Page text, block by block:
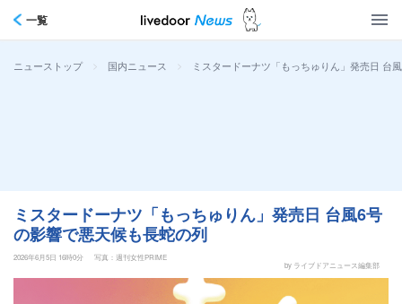
一覧
ニューストップ > 国内ニュース > ミスタードーナツ「もっちゅりん」発売日 台
ミスタードーナツ「もっちゅりん」発売日 台風6号
の影響で悪天候も長蛇の列
2026年6月5日 16時0分
写真：週刊女性PRIME
by ライブドアニュース編集部